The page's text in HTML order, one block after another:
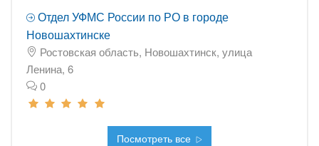
Отдел УФМС России по РО в городе
Новошахтинске
Ростовская область, Новошахтинск, улица
Ленина, 6
0
Посмотреть все